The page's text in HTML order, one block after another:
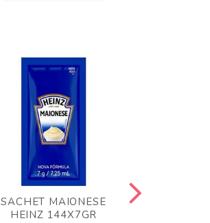
SACHET MAIONESE
HEINZ 144X7GR